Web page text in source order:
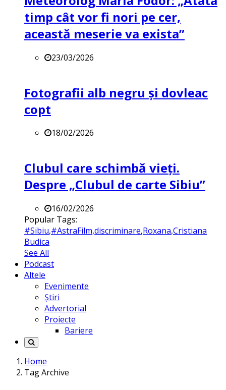
timp cât vor fi nori pe cer,
această meserie va exista”
23/03/2026
Fotografii alb negru și dovleac
copt
18/02/2026
Clubul care schimbă vieți.
Despre „Clubul de carte Sibiu”
16/02/2026
Popular Tags:
#Sibiu,#AstraFilm,discriminare,Roxana,Cristiana
Budica
See All
Podcast
Altele
Evenimente
Știri
Advertorial
Proiecte
Bariere
Home
Tag Archive